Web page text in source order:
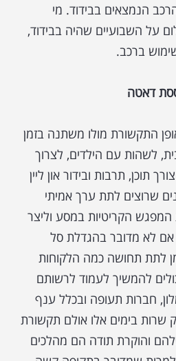
הנמצאים בבידוד. מי
על השבועיים שהיה בבידוד,
ברכב.
דאטה
התקשורת מולו משתנה בזמן
לשהות עם הילדים, לצרוך
תוכן, תרבות ובידור און ליין
שרוצים לתת ערך אמיתי
המפגש הקריטיות במסע וליצר
אם לא מדובר בהגדלת סל
לתת תחושה כמה הלקוחות
להמשיך לעמוד לרשותם
חברות תעופה ובכלל ענף
שרות בימים אלו אולם תקשורת
והוקרת תודה הם מהלכים